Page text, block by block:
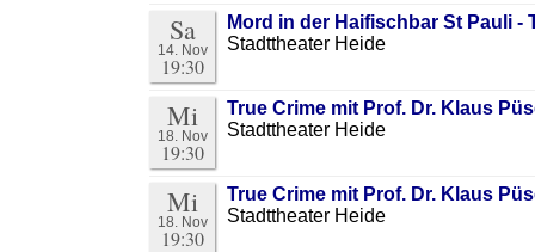
Sa
14. Nov
19:30
Mord in der Haifischbar St Pauli -
Stadttheater Heide
Mi
18. Nov
19:30
True Crime mit Prof. Dr. Klaus
Stadttheater Heide
Mi
18. Nov
19:30
True Crime mit Prof. Dr. Klaus
Stadttheater Heide